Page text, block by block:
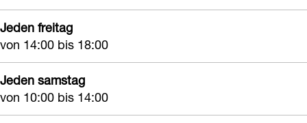
o
h
u
t
V
o
o
h
Jeden freitag
von 14:00 bis 18:00
Jeden samstag
von 10:00 bis 14:00